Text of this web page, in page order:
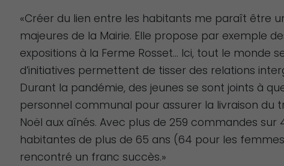
«Créer du lien entre les habitants me paraît être
majeures de la Mairie. Elle propose par exemple
expositions à la Ferme Rosset… Ici, tout le monde
d’initiatives permettent de tisser des relations
Durant la pandémie, des jeunes se sont joints à
personnel communal pour assurer la livraison du
Noël aux aînés. Avec plus de 259 commandes sur
habitantes de plus de 65 ans (64 pour les
rencontré un franc succès.»